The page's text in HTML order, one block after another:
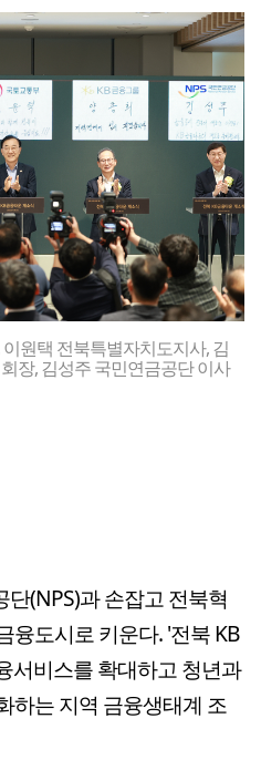
원택 전북특별자치도지사, 김
장, 김성주 국민연금공단 이사
(NPS)과 손잡고 전북혁
융도시로 키운다. '전북 KB
서비스를 확대하고 청년과
하는 지역 금융생태계 조